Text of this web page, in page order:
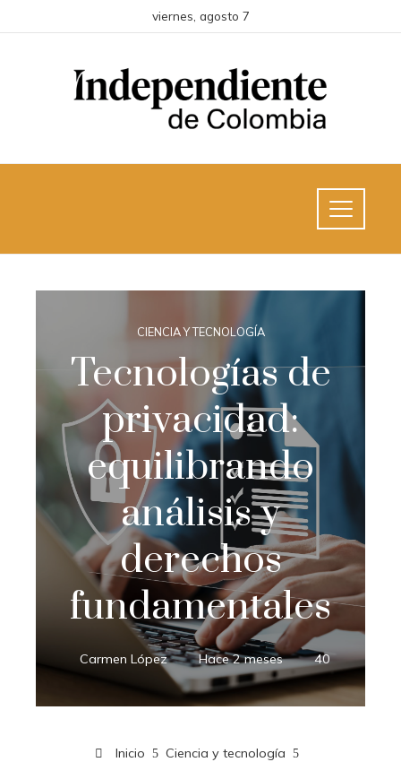
viernes, agosto 7
CIENCIA Y TECNOLOGÍA
Tecnologías de
privacidad:
equilibrando
análisis y
derechos
fundamentales
Carmen López Hace 2 meses 40
Inicio
Ciencia y tecnología